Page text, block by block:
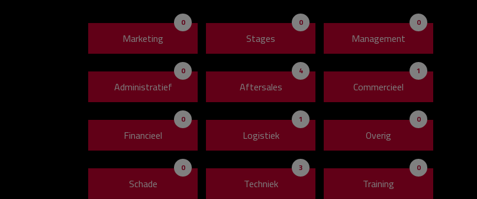
Marketing
0
Stages
0
Management
0
Administratief
0
Aftersales
4
Commercieel
1
Financieel
0
Logistiek
1
Overig
0
Schade
0
Techniek
3
Training
0